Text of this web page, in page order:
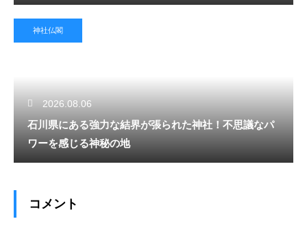
神社仏閣
2026.08.06
石川県にある強力な結界が張られた神社！不思議なパ
ワーを感じる神秘の地
コメント